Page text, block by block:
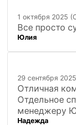
1 октября 2025
Все просто
Юлия
29 сентября
Отличная
Отдельное
менеджеру
покупкой и
Надежда